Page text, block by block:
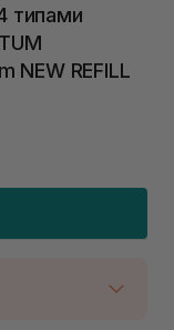
типами
NEW REFILL